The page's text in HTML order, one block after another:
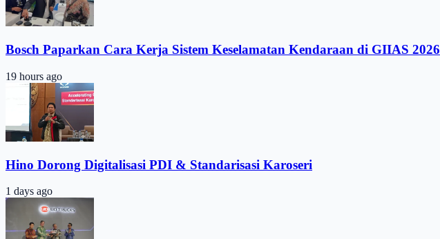
Bosch Paparkan Cara Kerja Sistem Keselamatan Kendaraan di GIIAS 2026
19 hours ago
Hino Dorong Digitalisasi PDI & Standarisasi Karoseri
1 days ago